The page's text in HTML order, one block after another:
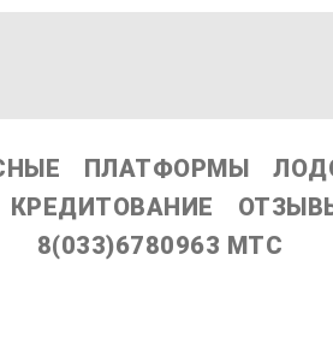
ПЛАТФОРМЫ
КРЕДИТОВАНИЕ
8(033)6780963 МТС